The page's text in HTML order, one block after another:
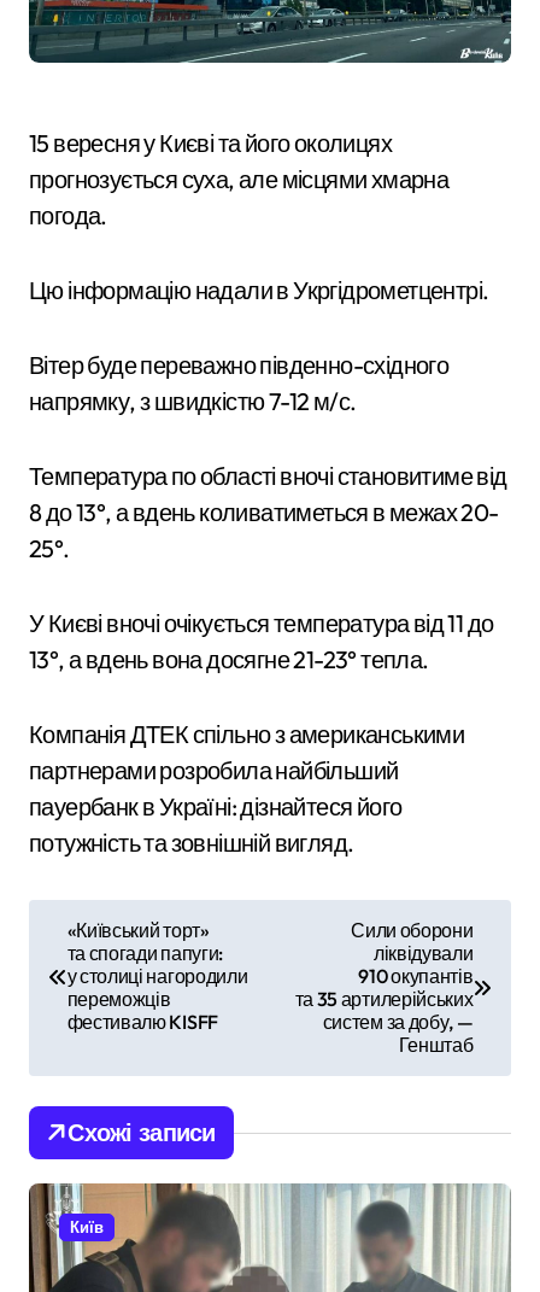
15 вересня у Києві та його околицях
прогнозується суха, але місцями хмарна
погода.
Цю інформацію надали в Укргідрометцентрі.
Вітер буде переважно південно-східного
напрямку, з швидкістю 7-12 м/с.
Температура по області вночі становитиме від
8 до 13°, а вдень коливатиметься в межах 20-
25°.
У Києві вночі очікується температура від 11 до
13°, а вдень вона досягне 21-23° тепла.
Компанія ДТЕК спільно з американськими
партнерами розробила найбільший
пауербанк в Україні: дізнайтеся його
потужність та зовнішній вигляд.
і
г
а
ц
і
«Київський торт»
та спогади папуги:
у столиці нагородили
переможців
фестивалю KISFF
Сили оборони
ліквідували
910 окупантів
та 35 артилерійських
систем за добу, —
Генштаб
Схожі записи
Київ